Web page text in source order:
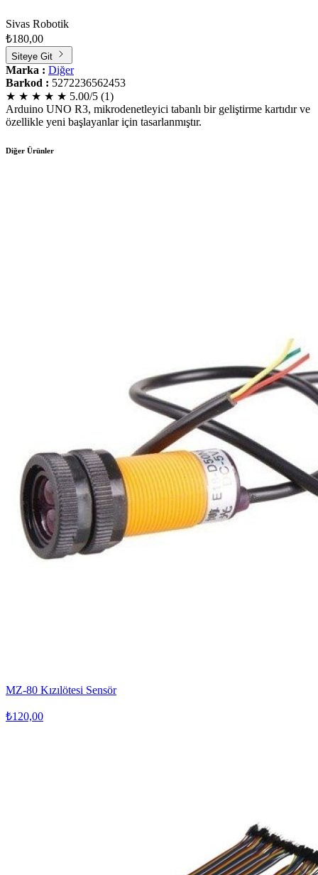
Sivas Robotik
₺180,00
Siteye Git
Marka : Diğer
Barkod : 5272236562453
★ ★ ★ ★ ★ 5.00/5 (1)
Arduino UNO R3, mikrodenetleyici tabanlı bir geliştirme kartıdır ve
özellikle yeni başlayanlar için tasarlanmıştır.
Diğer Ürünler
MZ-80 Kızılötesi Sensör
₺120,00